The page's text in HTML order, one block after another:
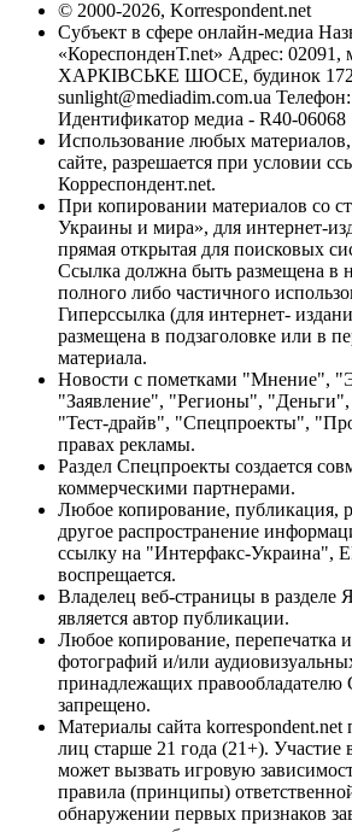
© 2000-2026, Korrespondent.net
Субъект в сфере онлайн-медиа
«КореспонденТ.net» Адрес: 02091,
ХАРКІВСЬКЕ ШОСЕ, будинок 172-
sunlight@mediadim.com.ua
Идентификатор медиа - R40-06068
Использование любых
сайте, разрешается при условии
Корреспондент.net.
При копировании материалов со
Украины и мира», для интернет-
прямая открытая для поисковых
Ссылка должна быть размещена в
полного либо частичного
Гиперссылка (для интернет-
размещена в подзаголовке или в
материала.
Новости с пометками "Мнение",
"Заявление", "Регионы",
"Тест-драйв", "Спецпроекты",
правах рекламы.
Раздел Спецпроекты создается
коммерческими партнерами.
Любое копирование, публикация,
другое распространение
ссылку на "Интерфакс-Украина",
воспрещается.
Владелец веб-страницы в разделе
является автор публикации.
Любое копирование, перепечатка
фотографий и/или
принадлежащих правообладателю
запрещено.
Материалы сайта korrespondent.net
лиц старше 21 года (21+). Участие
может вызвать игровую
правила (принципы)
обнаружении первых признаков